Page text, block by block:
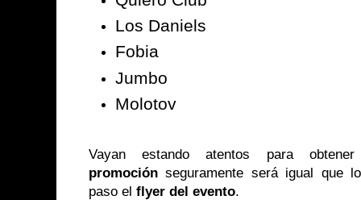
Los Daniels
Fobia
Jumbo
Molotov
Vayan estando atentos para
promoción seguramente será igual que
paso el flyer del evento.